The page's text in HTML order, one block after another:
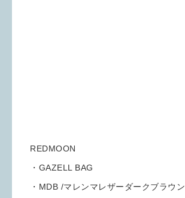
REDMOON
・GAZELL BAG
・MDB /マレンマレザーダークブラウン